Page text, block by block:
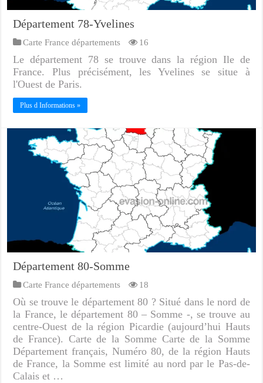
Département 78-Yvelines
Carte France départements 16
Le département 78 se trouve dans la région Ile de
France. Plus précisément, les Yvelines se situe à
l'Ouest de Paris.
Plus d Informations »
Département 80-Somme
Carte France départements 18
Où se trouve le département 80 ? Situé dans le nord de
la France, le département 80 – Somme -, se trouve au
centre-Ouest de la région Picardie (aujourd’hui Hauts
de France). Carte de la Somme Carte de la Somme
Département français, Numéro 80, de la région Hauts
de France, la Somme est limité au nord par le Pas-de-
Calais et …